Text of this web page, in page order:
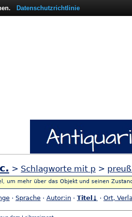
> Schlagworte mit p >
um mehr über das Objekt und seinen
· Sprache · Autor:in · Titel↓ · Ort,
Datenschutzrichtlinie